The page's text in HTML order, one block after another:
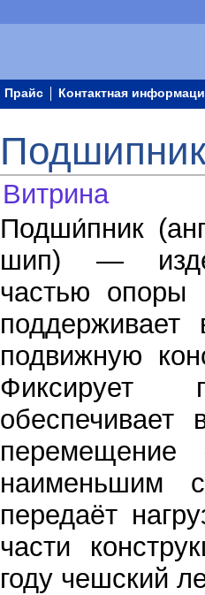
Прайс Контактная
Витрина
Подши́пник
шип) —
частью опоры
подвижную
Фиксирует
обеспечивает
перемещение
наименьшим
передаёт
части
году чешский